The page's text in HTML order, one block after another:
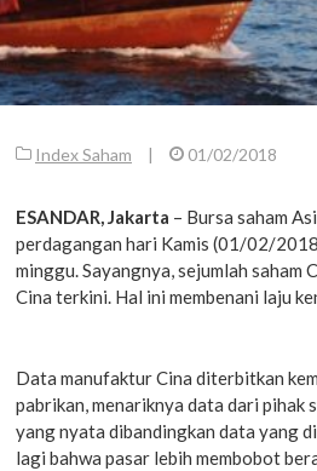
Index Saham | 01/02/2018
ESANDAR, Jakarta – Bursa saham
perdagangan hari Kamis (01/02/
minggu. Sayangnya, sejumlah saham
Cina terkini. Hal ini membenani laju
Data manufaktur Cina diterbitkan
pabrikan, menariknya data dari pihak
yang nyata dibandingkan data yang
lagi bahwa pasar lebih membobot